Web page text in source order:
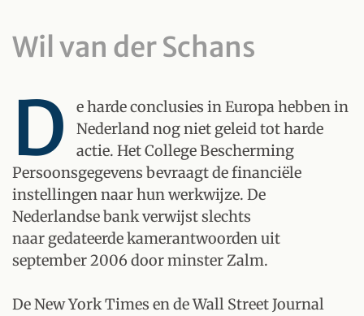
Wil van der Schans
D
e harde conclusies in Europa hebben in
Nederland nog niet geleid tot harde
actie. Het College Bescherming
Persoonsgegevens bevraagt de financiële
instellingen naar hun werkwijze. De
Nederlandse bank verwijst slechts
naar gedateerde kamerantwoorden uit
september 2006 door minster Zalm.
De New York Times en de Wall Street Journal